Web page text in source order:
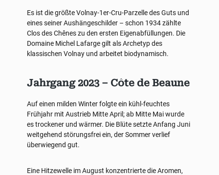
Es ist die größte Volnay-1er-Cru-Parzelle des Guts und
eines seiner Aushängeschilder – schon 1934 zählte
Clos des Chênes zu den ersten Eigenabfüllungen. Die
Domaine Michel Lafarge gilt als Archetyp des
klassischen Volnay und arbeitet biodynamisch.
Jahrgang 2023 – Côte de Beaune
Auf einen milden Winter folgte ein kühl-feuchtes
Frühjahr mit Austrieb Mitte April; ab Mitte Mai wurde
es trockener und wärmer. Die Blüte setzte Anfang Juni
weitgehend störungsfrei ein, der Sommer verlief
überwiegend gut.
Eine Hitzewelle im August konzentrierte die Aromen,